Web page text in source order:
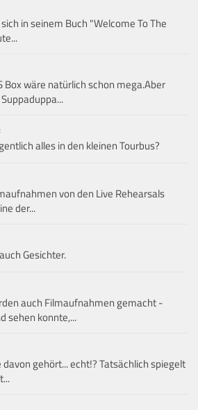
in seinem Buch "Welcome To The
Box wäre natürlich schon mega.Aber
alles in den kleinen Tourbus?
von den Live Rehearsals
der...
Gesichter.
auch Filmaufnahmen gemacht -
sehen konnte,...
davon gehört... echt!? Tatsächlich spiegelt